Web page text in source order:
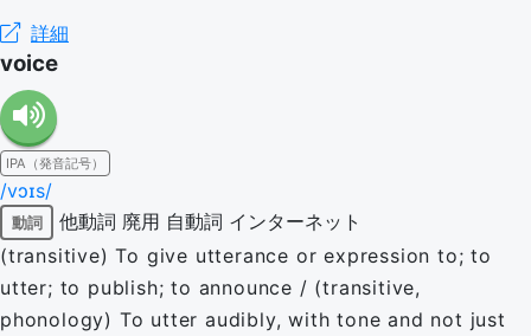
詳細
voice
IPA（発音記号）
/vɔɪs/
動詞 他動詞 廃用 自動詞 インターネット
(transitive) To give utterance or expression to; to
utter; to publish; to announce / (transitive,
phonology) To utter audibly, with tone and not just